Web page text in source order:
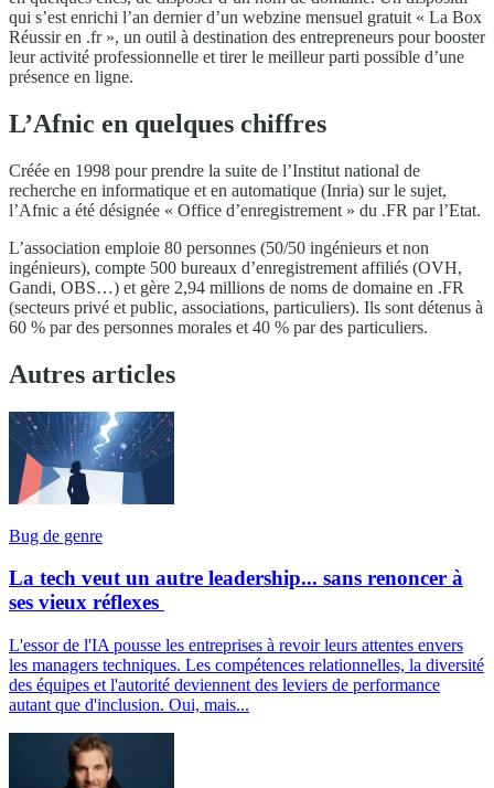
qui s’est enrichi l’an dernier d’un webzine mensuel gratuit « La Box
Réussir en .fr », un outil à destination des entrepreneurs pour booster
leur activité professionnelle et tirer le meilleur parti possible d’une
présence en ligne.
L’Afnic en quelques chiffres
Créée en 1998 pour prendre la suite de l’Institut national de
recherche en informatique et en automatique (Inria) sur le sujet,
l’Afnic a été désignée « Office d’enregistrement » du .FR par l’Etat.
L’association emploie 80 personnes (50/50 ingénieurs et non
ingénieurs), compte 500 bureaux d’enregistrement affiliés (OVH,
Gandi, OBS…) et gère 2,94 millions de noms de domaine en .FR
(secteurs privé et public, associations, particuliers). Ils sont détenus à
60 % par des personnes morales et 40 % par des particuliers.
Autres articles
Bug de genre
La tech veut un autre leadership... sans renoncer à
ses vieux réflexes
L'essor de l'IA pousse les entreprises à revoir leurs attentes envers
les managers techniques. Les compétences relationnelles, la diversité
des équipes et l'autorité deviennent des leviers de performance
autant que d'inclusion. Oui, mais...